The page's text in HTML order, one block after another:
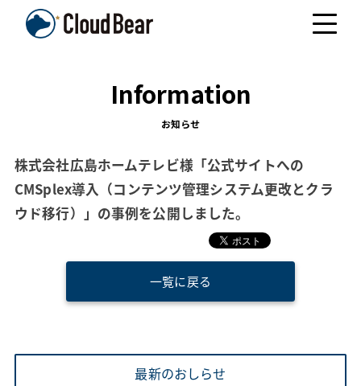
Information
お知らせ
株式会社広島ホームテレビ様「公式サイトへの
CMSplex導入（コンテンツ管理システム更改とクラ
ウド移行）」の事例を公開しました。
一覧に戻る
最新のおしらせ